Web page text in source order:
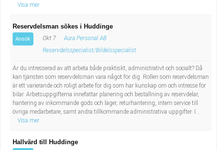
Visa mer
Reservdelsman sökes i Huddinge
Ansök Okt 7
Aura Personal AB
Reservdelsspecialist/Bildelsspecialist
Är du intresserad av att arbeta både praktiskt, administrativt och socialt? Då
kan tjänsten som reservdelsman vara något för dig. Rollen som reservdelsman
är ett varierande och roligt arbete för dig som har kunskap om och intresse för
bilar. Arbetsuppgifterna innefattar planering och beställning av reservdelar,
hantering av inkommande gods och lager, returhantering, intern service till
övriga medarbetare, samt andra tillkommande administrativa uppgifter. I...
Visa mer
Hallvärd till Huddinge